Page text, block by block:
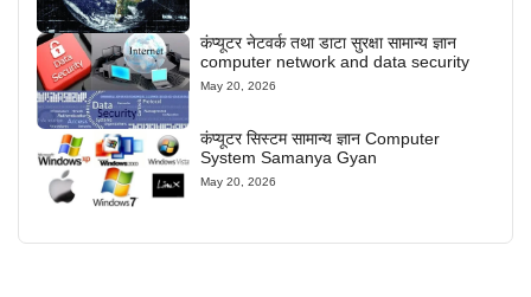
कंप्यूटर नेटवर्क तथा डाटा सुरक्षा सामान्य ज्ञान
computer network and data security
May 20, 2026
कंप्यूटर सिस्टम सामान्य ज्ञान Computer
System Samanya Gyan
May 20, 2026